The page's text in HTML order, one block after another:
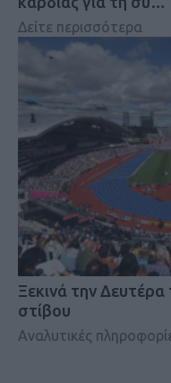
Δείτε περισσότερα
Ξεκινά την
στίβου
Αναλυτικές